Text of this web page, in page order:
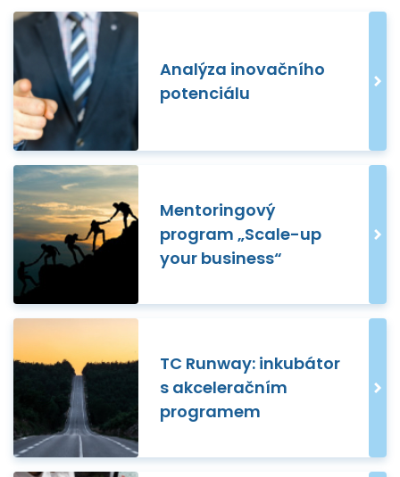
Analýza inovačního
potenciálu
Mentoringový
program „Scale-up
your business“
TC Runway: inkubátor
s akceleračním
programem